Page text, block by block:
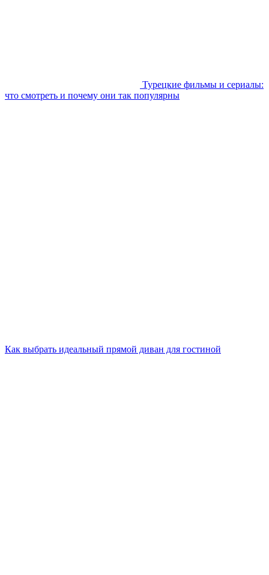
Турецкие фильмы и сериалы:
что смотреть и почему они так популярны
Как выбрать идеальный прямой диван для гостиной